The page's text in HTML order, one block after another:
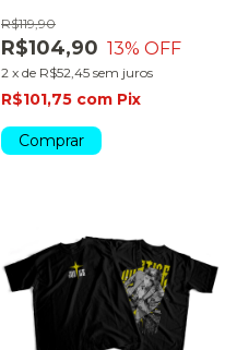
R$104,90
R$119,90
13% OFF
2 x de R$52,45 sem juros
R$101,75 com Pix
Comprar